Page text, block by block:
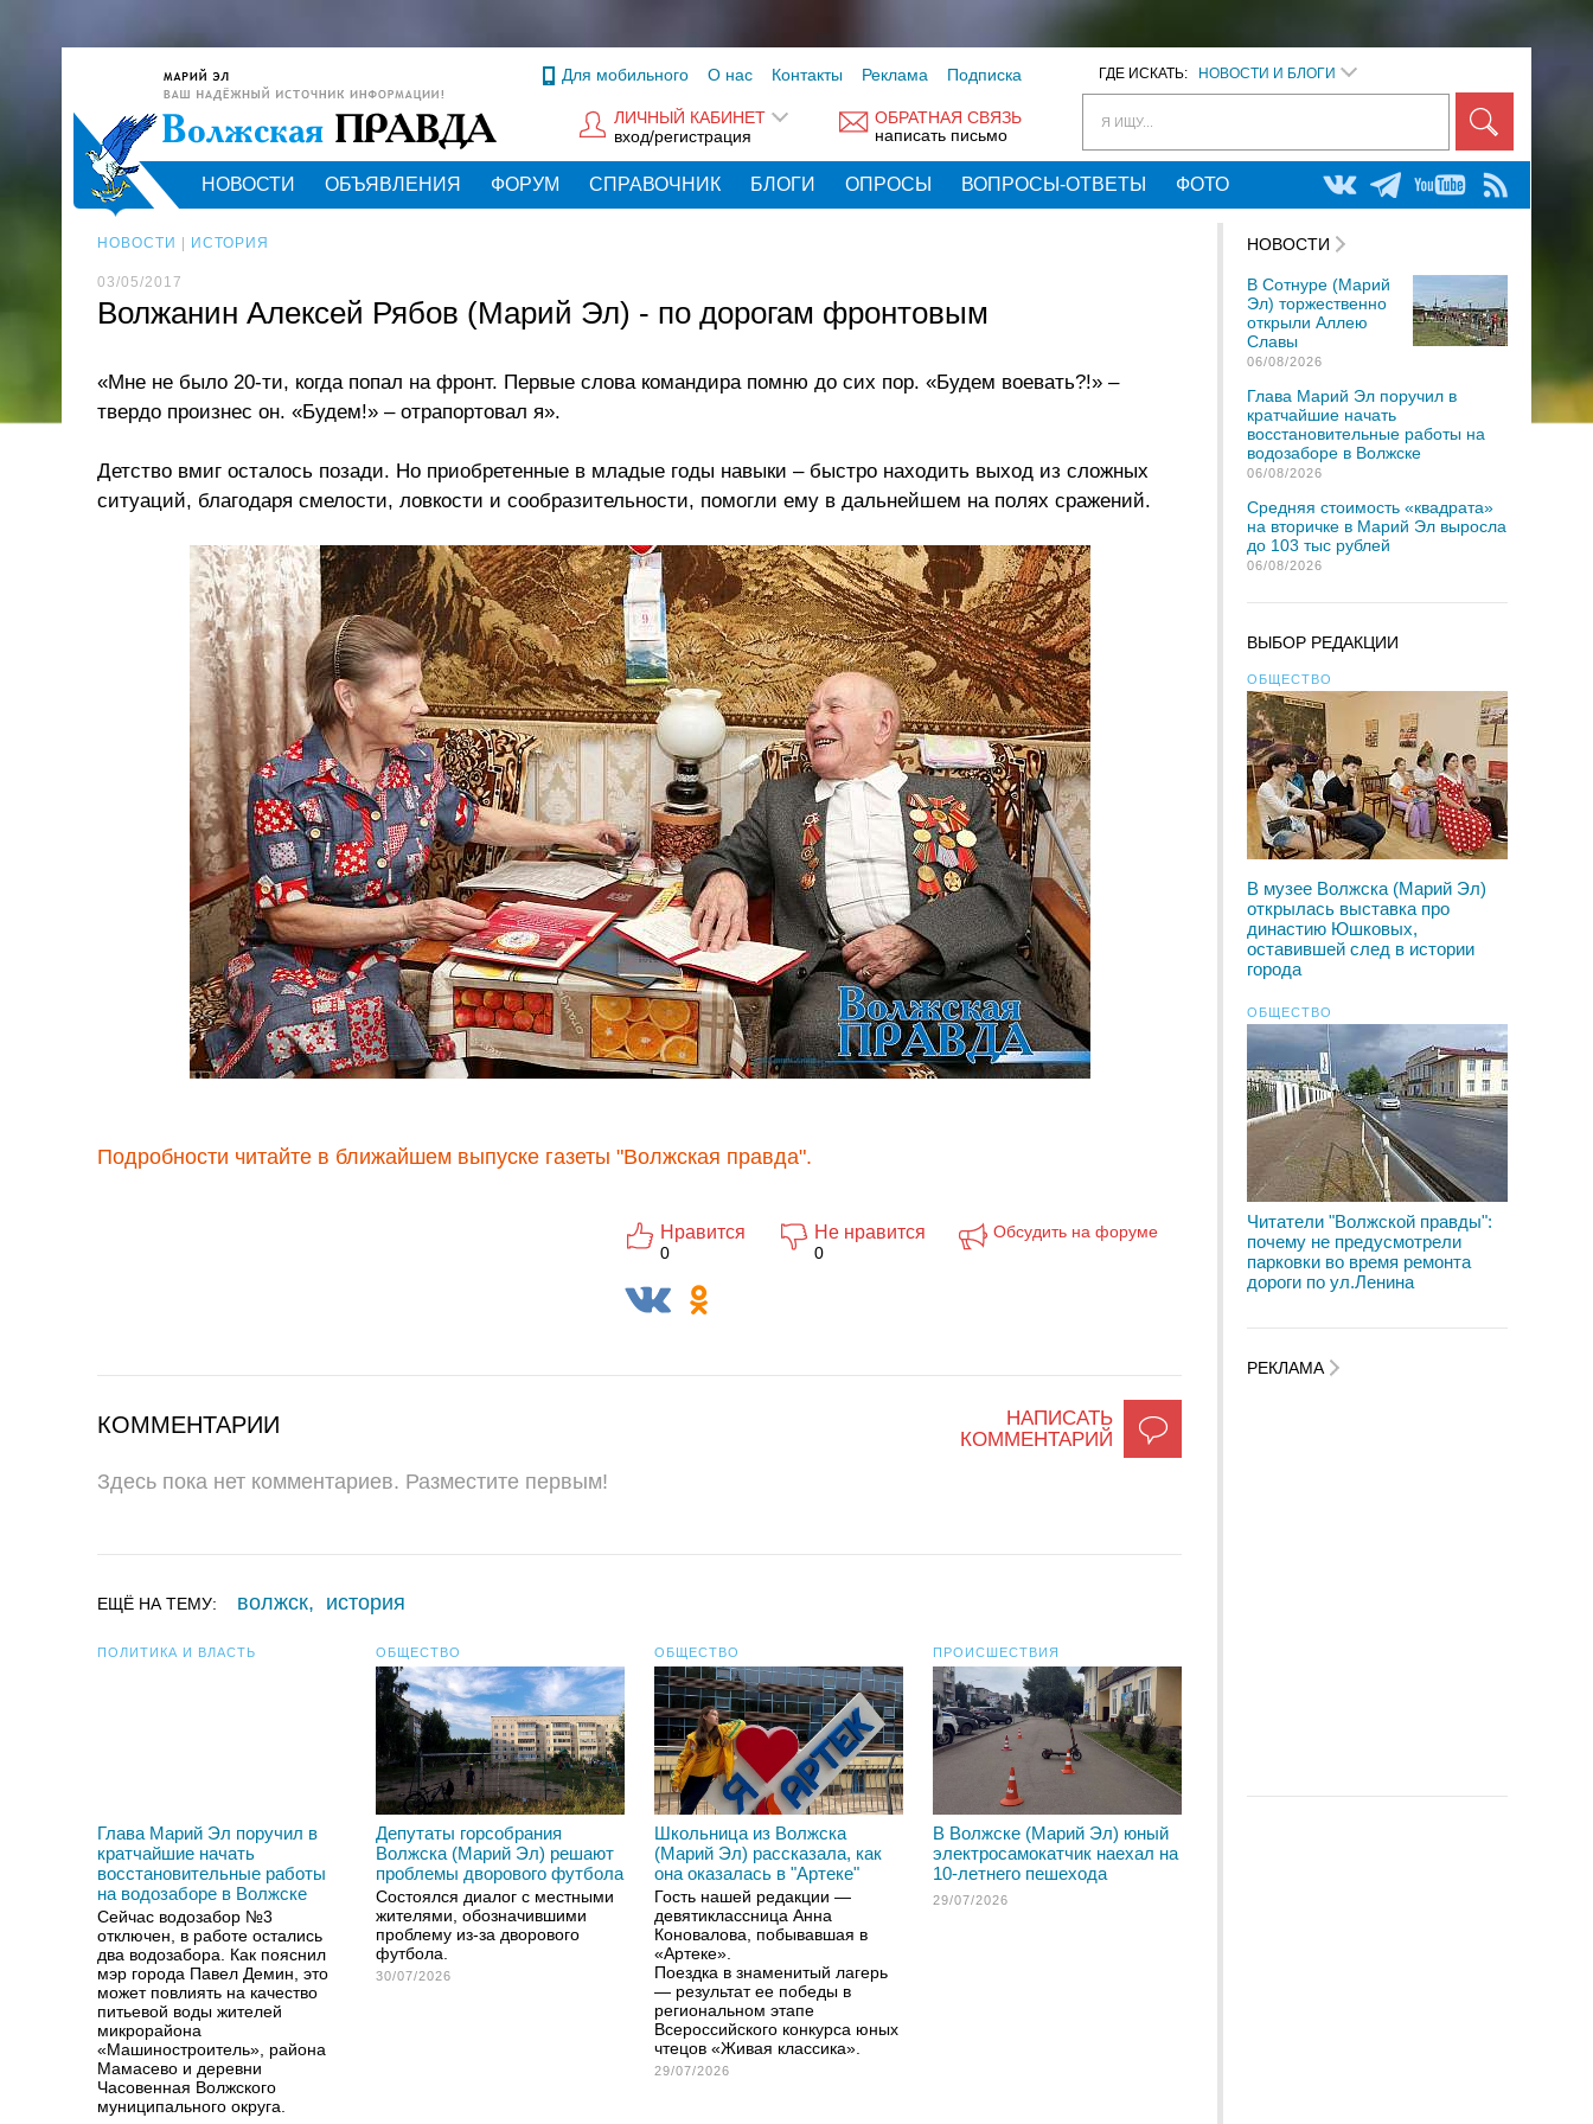
ГДЕ ИСКАТЬ: НОВОСТИ И БЛОГИ
Я ИЩУ...
Для мобильного О нас Контакты Реклама Подписка
ОБРАТНАЯ СВЯЗЬ
написать письмо
ЛИЧНЫЙ КАБИНЕТ
вход/регистрация
НОВОСТИ ОБЪЯВЛЕНИЯ ФОРУМ СПРАВОЧНИК БЛОГИ ОПРОСЫ ВОПРОСЫ-ОТВЕТЫ ФОТО
НОВОСТИ ИСТОРИЯ
03/05/2017
Волжанин Алексей Рябов (Марий Эл) - по дорогам фронтовым
«Мне не было 20-ти, когда попал на фронт. Первые слова командира помню до сих пор. «Будем воевать?!» –
твердо произнес он. «Будем!» – отрапортовал я».
Детство вмиг осталось позади. Но приобретенные в младые годы навыки – быстро находить выход из сложных
ситуаций, благодаря смелости, ловкости и сообразительности, помогли ему в дальнейшем на полях сражений.
Подробности читайте в ближайшем выпуске газеты "Волжская правда".
Нравится
0
Не нравится
0
Обсудить на форуме
НАПИСАТЬ
КОММЕНТАРИЙ
КОММЕНТАРИИ
Здесь пока нет комментариев. Разместите первым!
ЕЩЁ НА ТЕМУ: волжск, история
ПОЛИТИКА И ВЛАСТЬ
Глава Марий Эл поручил в
кратчайшие начать
восстановительные работы
на водозаборе в Волжске
Сейчас водозабор №3
отключен, в работе остались
два водозабора. Как пояснил
мэр города Павел Демин, это
может повлиять на качество
питьевой воды жителей
микрорайона
«Машиностроитель», района
Мамасево и деревни
Часовенная Волжского
муниципального округа.
ОБЩЕСТВО
Депутаты горсобрания
Волжска (Марий Эл) решают
проблемы дворового футбола
Состоялся диалог с местными
жителями, обозначившими
проблему из-за дворового
футбола.
30/07/2026
ОБЩЕСТВО
Школьница из Волжска
(Марий Эл) рассказала, как
она оказалась в "Артеке"
Гость нашей редакции —
девятиклассница Анна
Коновалова, побывавшая в
«Артеке».
Поездка в знаменитый лагерь
— результат ее победы в
региональном этапе
Всероссийского конкурса юных
чтецов «Живая классика».
29/07/2026
ПРОИСШЕСТВИЯ
В Волжске (Марий Эл) юный
электросамокатчик наехал на
10-летнего пешехода
29/07/2026
НОВОСТИ
В Сотнуре (Марий
Эл) торжественно
открыли Аллею
Славы
06/08/2026
Глава Марий Эл поручил в
кратчайшие начать
восстановительные работы на
водозаборе в Волжске
06/08/2026
Средняя стоимость «квадрата»
на вторичке в Марий Эл выросла
до 103 тыс рублей
06/08/2026
ВЫБОР РЕДАКЦИИ
ОБЩЕСТВО
В музее Волжска (Марий Эл)
открылась выставка про
династию Юшковых,
оставившей след в истории
города
ОБЩЕСТВО
Читатели "Волжской правды":
почему не предусмотрели
парковки во время ремонта
дороги по ул.Ленина
РЕКЛАМА